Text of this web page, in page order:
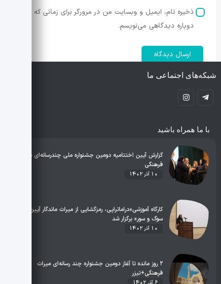
ذخیره نام، ایمیل و وبسایت من در مرورگر برای زمانی که
دوباره دیدگاهی می‌نویسم.
شبکه‌های اجتماعی ما
با ما همراه باشید
گزارش آیین اختتامیه دومین جشنواره ملی چندرسانه‌ای میراث
فرهنگی
10 آذر 1402
کارگاه آموزشی«دراماتراپی، رمزگشایی از میراث ماندگار آیین‌های
سوگ و سور» برگزار شد
10 آذر 1402
۲ روز مانده تا آغاز دومین جشنواره چند‌ رسانه‌ای میراث
فرهنگی+تیزر